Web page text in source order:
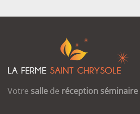
Votre salle de réception séminaire